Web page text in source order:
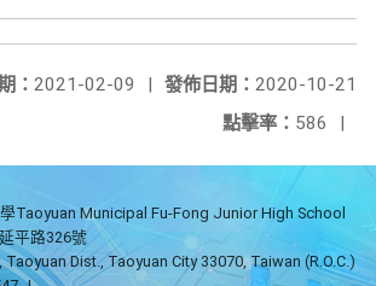
發佈日期： 2020-10-21
： 2021-02-09
|
點擊率： 586 |
Taoyuan Municipal Fu-Fong Junior High School
平路326號
Dist., Taoyuan City 33070, Taiwan (R.O.C.)